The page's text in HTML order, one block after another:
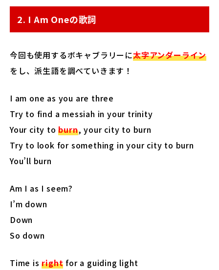
2. I Am Oneの歌詞
今回も使用するボキャブラリーに太字アンダーライン
をし、派生語を調べていきます！
I am one as you are three
Try to find a messiah in your trinity
Your city toburn, your city to burn
Try to look for something in your city to burn
You’ll burn
Am I as I seem?
I’m down
Down
So down
Time isright for a guiding light